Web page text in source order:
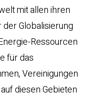
mit allen ihren
Globalisierung
Ressourcen
für das
Vereinigungen
diesen Gebieten